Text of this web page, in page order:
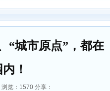
“城市原点”，都在
！
览： 1570 分享：